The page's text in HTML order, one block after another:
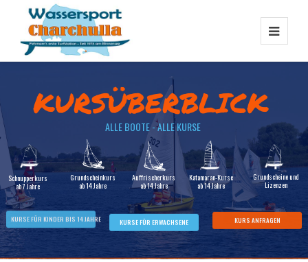
KURSÜBERBLICK
ALLE BOOTE - ALLE KURSE
Schnupperkurs
ab 7 Jahre
Grundscheinkurs
ab 14 Jahre
Auffrischerkurs
ab 14 Jahre
Katamaran-Kurse
ab 14 Jahre
Grundscheine und
Lizenzen
KURSE FÜR KINDER BIS 14 JAHRE KURSE FÜR ERWACHSENE KURS ANFRAGEN